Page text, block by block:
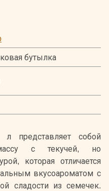
бутылка
представляет собой
с текучей, но
которая отличается
вкусоароматом с
сладости из семечек.